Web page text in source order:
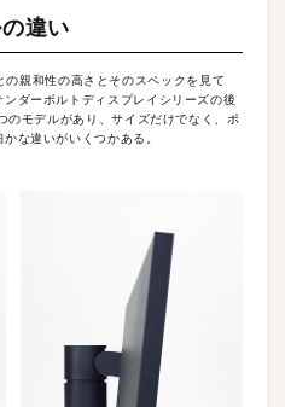
違い
親和性の高さとそのスペックを見て
ダーボルトディスプレイシリーズの後
モデルがあり、サイズだけでなく、ポ
な違いがいくつかある。